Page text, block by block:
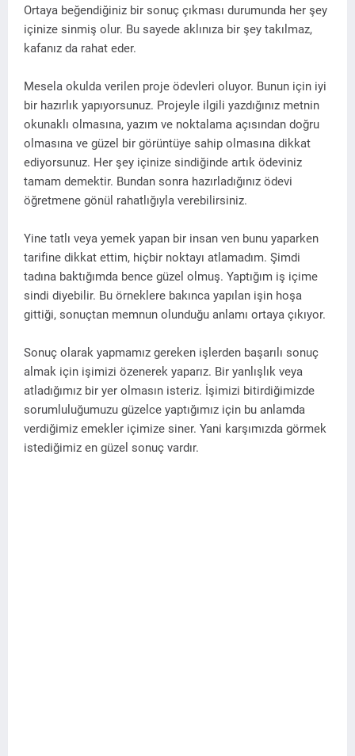
Ortaya beğendiğiniz bir sonuç çıkması durumunda her şey
içinize sinmiş olur. Bu sayede aklınıza bir şey takılmaz,
kafanız da rahat eder.
Mesela okulda verilen proje ödevleri oluyor. Bunun için iyi
bir hazırlık yapıyorsunuz. Projeyle ilgili yazdığınız metnin
okunaklı olmasına, yazım ve noktalama açısından doğru
olmasına ve güzel bir görüntüye sahip olmasına dikkat
ediyorsunuz. Her şey içinize sindiğinde artık ödeviniz
tamam demektir. Bundan sonra hazırladığınız ödevi
öğretmene gönül rahatlığıyla verebilirsiniz.
Yine tatlı veya yemek yapan bir insan ven bunu yaparken
tarifine dikkat ettim, hiçbir noktayı atlamadım. Şimdi
tadına baktığımda bence güzel olmuş. Yaptığım iş içime
sindi diyebilir. Bu örneklere bakınca yapılan işin hoşa
gittiği, sonuçtan memnun olunduğu anlamı ortaya çıkıyor.
Sonuç olarak yapmamız gereken işlerden başarılı sonuç
almak için işimizi özenerek yaparız. Bir yanlışlık veya
atladığımız bir yer olmasın isteriz. İşimizi bitirdiğimizde
sorumluluğumuzu güzelce yaptığımız için bu anlamda
verdiğimiz emekler içimize siner. Yani karşımızda görmek
istediğimiz en güzel sonuç vardır.